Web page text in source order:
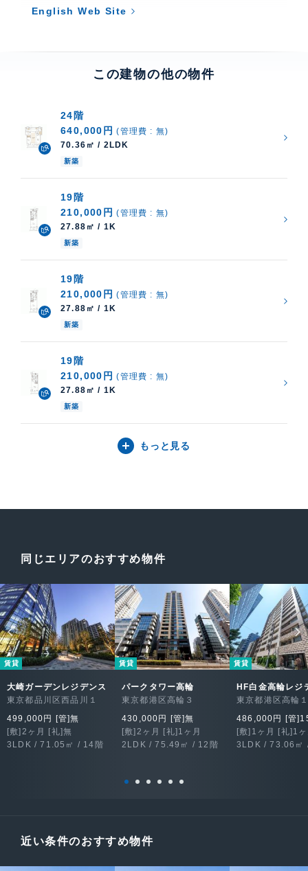
English Web Site
この建物の他の物件
24階
640,000円 (管理費 : 無)
70.36㎡ / 2LDK
新築
19階
210,000円 (管理費 : 無)
27.88㎡ / 1K
新築
19階
210,000円 (管理費 : 無)
27.88㎡ / 1K
新築
19階
210,000円 (管理費 : 無)
27.88㎡ / 1K
新築
もっと見る
同じエリアのおすすめ物件
賃貸
大崎ガーデンレジデンス
東京都品川区西品川１
499,000円 [管]無
[敷]2ヶ月 [礼]無
3LDK / 71.05㎡ / 14階
賃貸
パークタワー高輪
東京都港区高輪３
430,000円 [管]無
[敷]2ヶ月 [礼]1ヶ月
2LDK / 75.49㎡ / 12階
賃貸
HF白金高輪レジ
東京都港区高輪
486,000円 [管
[敷]1ヶ月 [礼]1
3LDK / 73.06㎡
近い条件のおすすめ物件